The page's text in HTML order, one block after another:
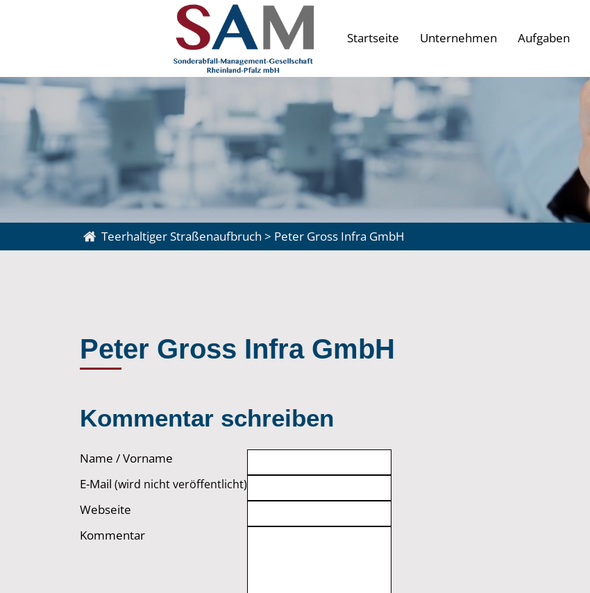
Startseite Unternehmen Aufgaben
Teerhaltiger Straßenaufbruch > Peter Gross Infra GmbH
Peter Gross Infra GmbH
Kommentar schreiben
Name / Vorname
E-Mail (wird nicht veröffentlicht)
Webseite
Kommentar